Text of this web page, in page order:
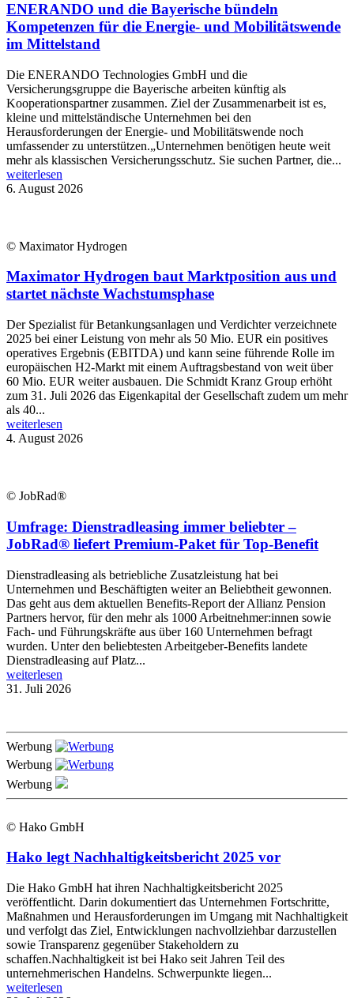
ENERANDO und die Bayerische bündeln
Kompetenzen für die Energie- und Mobilitätswende
im Mittelstand
Die ENERANDO Technologies GmbH und die
Versicherungsgruppe die Bayerische arbeiten künftig als
Kooperationspartner zusammen. Ziel der Zusammenarbeit ist es,
kleine und mittelständische Unternehmen bei den
Herausforderungen der Energie- und Mobilitätswende noch
umfassender zu unterstützen.„Unternehmen benötigen heute weit
mehr als klassischen Versicherungsschutz. Sie suchen Partner, die...
weiterlesen
6. August 2026
© Maximator Hydrogen
Maximator Hydrogen baut Marktposition aus und
startet nächste Wachstumsphase
Der Spezialist für Betankungsanlagen und Verdichter verzeichnete
2025 bei einer Leistung von mehr als 50 Mio. EUR ein positives
operatives Ergebnis (EBITDA) und kann seine führende Rolle im
europäischen H2-Markt mit einem Auftragsbestand von weit über
60 Mio. EUR weiter ausbauen. Die Schmidt Kranz Group erhöht
zum 31. Juli 2026 das Eigenkapital der Gesellschaft zudem um mehr
als 40...
weiterlesen
4. August 2026
© JobRad®
Umfrage: Dienstradleasing immer beliebter –
JobRad® liefert Premium-Paket für Top-Benefit
Dienstradleasing als betriebliche Zusatzleistung hat bei
Unternehmen und Beschäftigten weiter an Beliebtheit gewonnen.
Das geht aus dem aktuellen Benefits-Report der Allianz Pension
Partners hervor, für den mehr als 1000 Arbeitnehmer:innen sowie
Fach- und Führungskräfte aus über 160 Unternehmen befragt
wurden. Unter den beliebtesten Arbeitgeber-Benefits landete
Dienstradleasing auf Platz...
weiterlesen
31. Juli 2026
Werbung
Werbung
Werbung
© Hako GmbH
Hako legt Nachhaltigkeitsbericht 2025 vor
Die Hako GmbH hat ihren Nachhaltigkeitsbericht 2025
veröffentlicht. Darin dokumentiert das Unternehmen Fortschritte,
Maßnahmen und Herausforderungen im Umgang mit Nachhaltigkeit
und verfolgt das Ziel, Entwicklungen nachvollziehbar darzustellen
sowie Transparenz gegenüber Stakeholdern zu
schaffen.Nachhaltigkeit ist bei Hako seit Jahren Teil des
unternehmerischen Handelns. Schwerpunkte liegen...
weiterlesen